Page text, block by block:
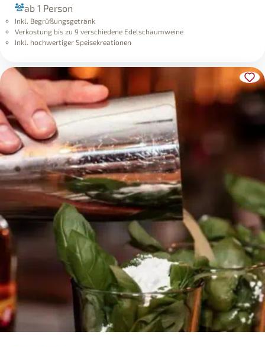
ab 1 Person
Inkl. Begrüßungsgetränk
Verkostung bis zu 9 verschiedene Edelschaumweine
Inkl. hochwertiger Speisekreationen